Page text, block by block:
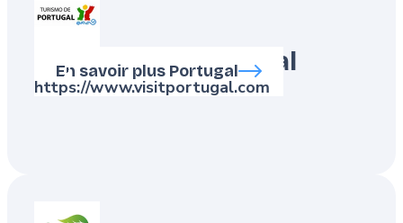
Turismo de Portugal
https://www.visitportugal.com
En savoir plus Portugal